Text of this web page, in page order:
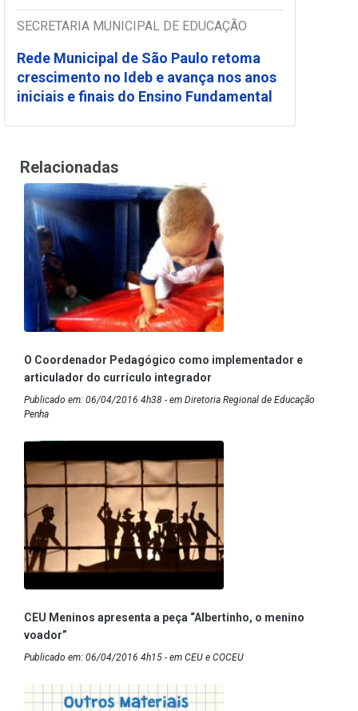
SECRETARIA MUNICIPAL DE EDUCAÇÃO
Rede Municipal de São Paulo retoma
crescimento no Ideb e avança nos anos
iniciais e finais do Ensino Fundamental
Relacionadas
O Coordenador Pedagógico como implementador e
articulador do currículo integrador
Publicado em: 06/04/2016 4h38 - em Diretoria Regional de Educação
Penha
CEU Meninos apresenta a peça “Albertinho, o menino
voador”
Publicado em: 06/04/2016 4h15 - em CEU e COCEU